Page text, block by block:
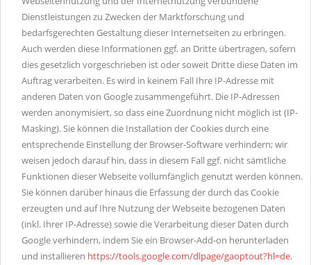
Dienstleistungen zu Zwecken der Marktforschung und
bedarfsgerechten Gestaltung dieser Internetseiten zu erbringen.
Auch werden diese Informationen ggf. an Dritte übertragen, sofern
dies gesetzlich vorgeschrieben ist oder soweit Dritte diese Daten im
Auftrag verarbeiten. Es wird in keinem Fall Ihre IP-Adresse mit
anderen Daten von Google zusammengeführt. Die IP-Adressen
werden anonymisiert, so dass eine Zuordnung nicht möglich ist (IP-
Masking). Sie können die Installation der Cookies durch eine
entsprechende Einstellung der Browser-Software verhindern; wir
weisen jedoch darauf hin, dass in diesem Fall ggf. nicht sämtliche
Funktionen dieser Webseite vollumfänglich genutzt werden können.
Sie können darüber hinaus die Erfassung der durch das Cookie
erzeugten und auf Ihre Nutzung der Webseite bezogenen Daten
(inkl. Ihrer IP-Adresse) sowie die Verarbeitung dieser Daten durch
Google verhindern, indem Sie ein Browser-Add-on herunterladen
und installieren https://tools.google.com/dlpage/gaoptout?hl=de.